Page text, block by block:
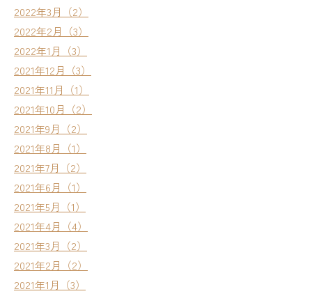
2022年3月（2）
2022年2月（3）
2022年1月（3）
2021年12月（3）
2021年11月（1）
2021年10月（2）
2021年9月（2）
2021年8月（1）
2021年7月（2）
2021年6月（1）
2021年5月（1）
2021年4月（4）
2021年3月（2）
2021年2月（2）
2021年1月（3）